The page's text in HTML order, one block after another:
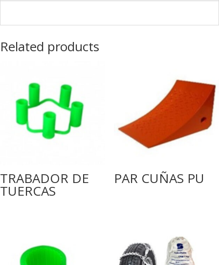
Related products
TRABADOR DE
TUERCAS
PAR CUÑAS PU